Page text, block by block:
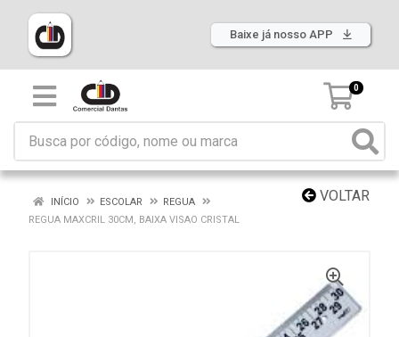
Baixe já nosso APP
0
VOLTAR
INÍCIO ESCOLAR
REGUA
REGUA MAXCRIL 30CM, BAIXA VISAO CRISTAL